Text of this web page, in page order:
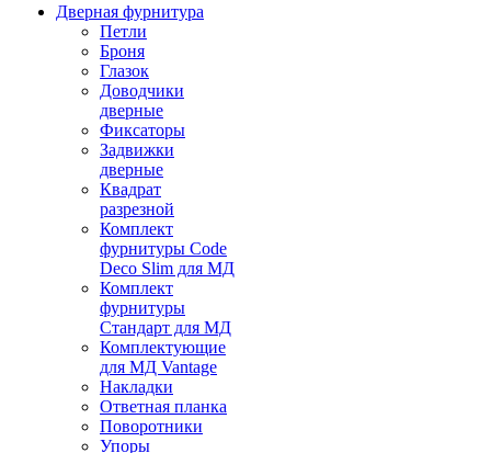
Дверная фурнитура
Петли
Броня
Глазок
Доводчики
дверные
Фиксаторы
Задвижки
дверные
Квадрат
разрезной
Комплект
фурнитуры Code
Deco Slim для МД
Комплект
фурнитуры
Стандарт для МД
Комплектующие
для МД Vantage
Накладки
Ответная планка
Поворотники
Упоры